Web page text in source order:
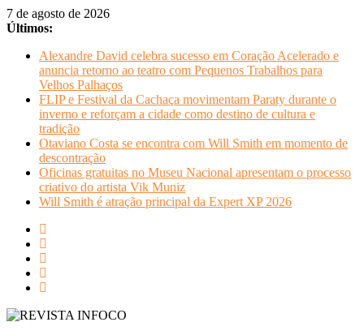
Pular
para
conteúdo
7 de agosto de 2026
Últimos:
Alexandre David celebra sucesso em Coração Acelerado e
anuncia retorno ao teatro com Pequenos Trabalhos para
Velhos Palhaços
FLIP e Festival da Cachaça movimentam Paraty durante o
inverno e reforçam a cidade como destino de cultura e
tradição
Otaviano Costa se encontra com Will Smith em momento de
descontração
Oficinas gratuitas no Museu Nacional apresentam o processo
criativo do artista Vik Muniz
Will Smith é atração principal da Expert XP 2026